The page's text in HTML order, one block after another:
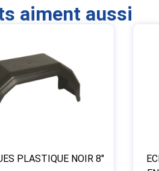
aiment aussi
PLASTIQUE NOIR 8″